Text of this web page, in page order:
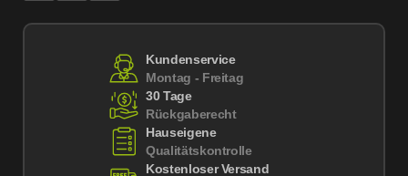
Kundenservice
Montag - Freitag
30 Tage
Rückgaberecht
Hauseigene
Qualitätskontrolle
Kostenloser Versand